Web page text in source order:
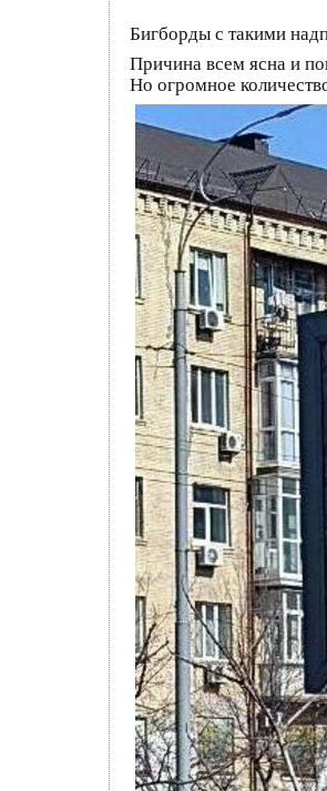
Бигборды с такими
Причина всем ясна и
Но огромное